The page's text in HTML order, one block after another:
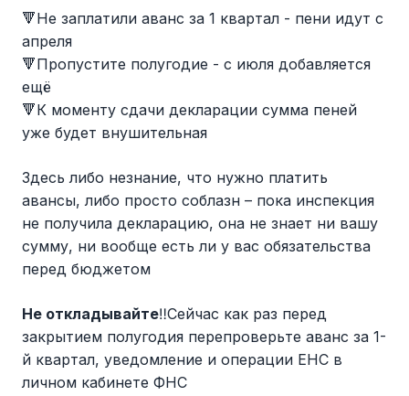
🔻Не заплатили аванс за 1 квартал - пени идут с
апреля
🔻Пропустите полугодие - с июля добавляется
ещё
🔻К моменту сдачи декларации сумма пеней
уже будет внушительная
Здесь либо незнание, что нужно платить
авансы, либо просто соблазн – пока инспекция
не получила декларацию, она не знает ни вашу
сумму, ни вообще есть ли у вас обязательства
перед бюджетом
Не откладывайте‼️Сейчас как раз перед
закрытием полугодия перепроверьте аванс за 1-
й квартал, уведомление и операции ЕНС в
личном кабинете ФНС